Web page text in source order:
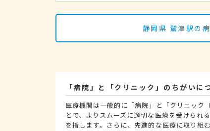
静岡県 鷲津駅の
「病院」と「クリニック」のちがいに
医療機関は一般的に「病院」と「クリニック
とで、よりスムーズに適切な医療を受けられ
を指します。さらに、先進的な医療に取り組